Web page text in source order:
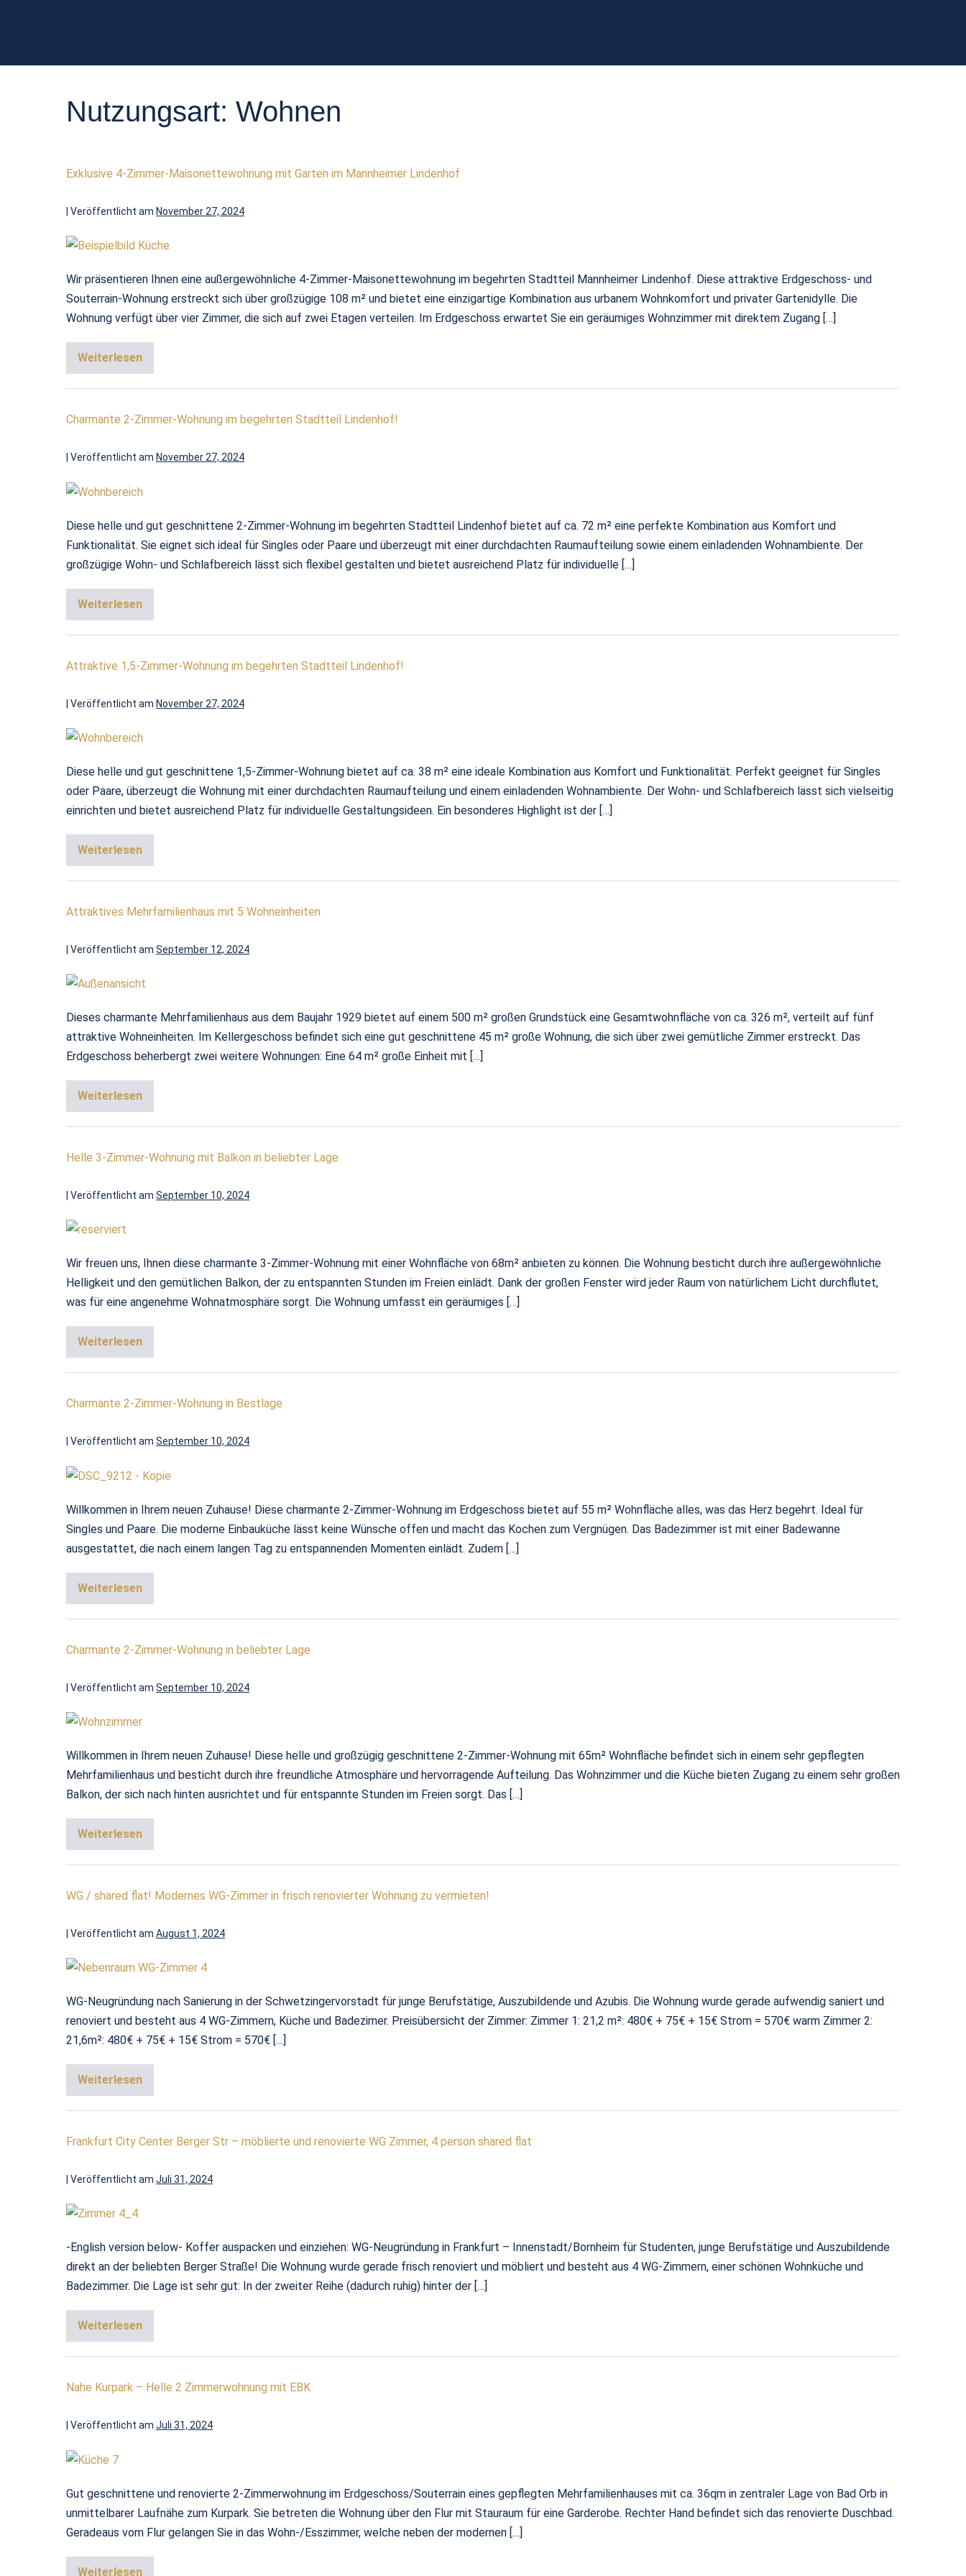
Nutzungsart: Wohnen
Exklusive 4-Zimmer-Maisonettewohnung mit Garten im Mannheimer Lindenhof
Veröffentlicht am November 27, 2024
Wir präsentieren Ihnen eine außergewöhnliche 4-Zimmer-Maisonettewohnung im begehrten Stadtteil Mannheimer Lindenhof. Diese attraktive Erdgeschoss- und
Souterrain-Wohnung erstreckt sich über großzügige 108 m² und bietet eine einzigartige Kombination aus urbanem Wohnkomfort und privater Gartenidylle. Die
Wohnung verfügt über vier Zimmer, die sich auf zwei Etagen verteilen. Im Erdgeschoss erwartet Sie ein geräumiges Wohnzimmer mit direktem Zugang […]
Weiterlesen
Charmante 2-Zimmer-Wohnung im begehrten Stadtteil Lindenhof!
Veröffentlicht am November 27, 2024
Diese helle und gut geschnittene 2-Zimmer-Wohnung im begehrten Stadtteil Lindenhof bietet auf ca. 72 m² eine perfekte Kombination aus Komfort und
Funktionalität. Sie eignet sich ideal für Singles oder Paare und überzeugt mit einer durchdachten Raumaufteilung sowie einem einladenden Wohnambiente. Der
großzügige Wohn- und Schlafbereich lässt sich flexibel gestalten und bietet ausreichend Platz für individuelle […]
Weiterlesen
Attraktive 1,5-Zimmer-Wohnung im begehrten Stadtteil Lindenhof!
| Veröffentlicht am November 27, 2024
Diese helle und gut geschnittene 1,5-Zimmer-Wohnung bietet auf ca. 38 m² eine ideale Kombination aus Komfort und Funktionalität. Perfekt geeignet für Singles
oder Paare, überzeugt die Wohnung mit einer durchdachten Raumaufteilung und einem einladenden Wohnambiente. Der Wohn- und Schlafbereich lässt sich vielseitig
einrichten und bietet ausreichend Platz für individuelle Gestaltungsideen. Ein besonderes Highlight ist der […]
Weiterlesen
Attraktives Mehrfamilienhaus mit 5 Wohneinheiten
Veröffentlicht am September 12, 2024
Dieses charmante Mehrfamilienhaus aus dem Baujahr 1929 bietet auf einem 500 m² großen Grundstück eine Gesamtwohnfläche von ca. 326 m², verteilt auf fünf
attraktive Wohneinheiten. Im Kellergeschoss befindet sich eine gut geschnittene 45 m² große Wohnung, die sich über zwei gemütliche Zimmer erstreckt. Das
Erdgeschoss beherbergt zwei weitere Wohnungen: Eine 64 m² große Einheit mit […]
Weiterlesen
Helle 3-Zimmer-Wohnung mit Balkon in beliebter Lage
Veröffentlicht am September 10, 2024
Wir freuen uns, Ihnen diese charmante 3-Zimmer-Wohnung mit einer Wohnfläche von 68m² anbieten zu können. Die Wohnung besticht durch ihre außergewöhnliche
Helligkeit und den gemütlichen Balkon, der zu entspannten Stunden im Freien einlädt. Dank der großen Fenster wird jeder Raum von natürlichem Licht durchflutet,
was für eine angenehme Wohnatmosphäre sorgt. Die Wohnung umfasst ein geräumiges […]
Weiterlesen
Charmante 2-Zimmer-Wohnung in Bestlage
Veröffentlicht am September 10, 2024
Willkommen in Ihrem neuen Zuhause! Diese charmante 2-Zimmer-Wohnung im Erdgeschoss bietet auf 55 m² Wohnfläche alles, was das Herz begehrt. Ideal für
Singles und Paare. Die moderne Einbauküche lässt keine Wünsche offen und macht das Kochen zum Vergnügen. Das Badezimmer ist mit einer Badewanne
ausgestattet, die nach einem langen Tag zu entspannenden Momenten einlädt. Zudem […]
Weiterlesen
Charmante 2-Zimmer-Wohnung in beliebter Lage
| Veröffentlicht am September 10, 2024
Willkommen in Ihrem neuen Zuhause! Diese helle und großzügig geschnittene 2-Zimmer-Wohnung mit 65m² Wohnfläche befindet sich in einem sehr gepflegten
Mehrfamilienhaus und besticht durch ihre freundliche Atmosphäre und hervorragende Aufteilung. Das Wohnzimmer und die Küche bieten Zugang zu einem sehr großen
Balkon, der sich nach hinten ausrichtet und für entspannte Stunden im Freien sorgt. Das […]
Weiterlesen
WG / shared flat! Modernes WG-Zimmer in frisch renovierter Wohnung zu vermieten!
Veröffentlicht am August 1, 2024
WG-Neugründung nach Sanierung in der Schwetzingervorstadt für junge Berufstätige, Auszubildende und Azubis. Die Wohnung wurde gerade aufwendig saniert und
renoviert und besteht aus 4 WG-Zimmern, Küche und Badezimer. Preisübersicht der Zimmer: Zimmer 1: 21,2 m²: 480€ + 75€ + 15€ Strom = 570€ warm Zimmer 2:
21,6m²: 480€ + 75€ + 15€ Strom = 570€ […]
Weiterlesen
Frankfurt City Center Berger Str – möblierte und renovierte WG Zimmer, 4 person shared flat
Veröffentlicht am Juli 31, 2024
-English version below- Koffer auspacken und einziehen: WG-Neugründung in Frankfurt – Innenstadt/Bornheim für Studenten, junge Berufstätige und Auszubildende
direkt an der beliebten Berger Straße! Die Wohnung wurde gerade frisch renoviert und möbliert und besteht aus 4 WG-Zimmern, einer schönen Wohnküche und
Badezimmer. Die Lage ist sehr gut: In der zweiter Reihe (dadurch ruhig) hinter der […]
Weiterlesen
Nahe Kurpark – Helle 2 Zimmerwohnung mit EBK
Veröffentlicht am Juli 31, 2024
Gut geschnittene und renovierte 2-Zimmerwohnung im Erdgeschoss/Souterrain eines gepflegten Mehrfamilienhauses mit ca. 36qm in zentraler Lage von Bad Orb in
unmittelbarer Laufnähe zum Kurpark. Sie betreten die Wohnung über den Flur mit Stauraum für eine Garderobe. Rechter Hand befindet sich das renovierte Duschbad.
Geradeaus vom Flur gelangen Sie in das Wohn-/Esszimmer, welche neben der modernen […]
Weiterlesen